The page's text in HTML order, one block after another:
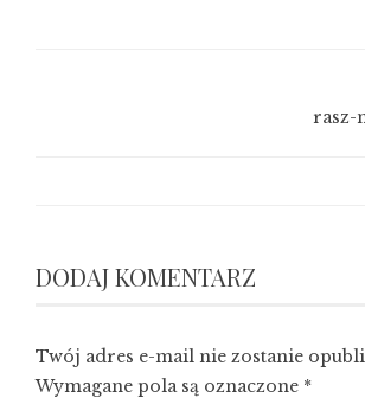
rasz-
DODAJ KOMENTARZ
Twój adres e-mail nie zostanie
Wymagane pola są oznaczone *